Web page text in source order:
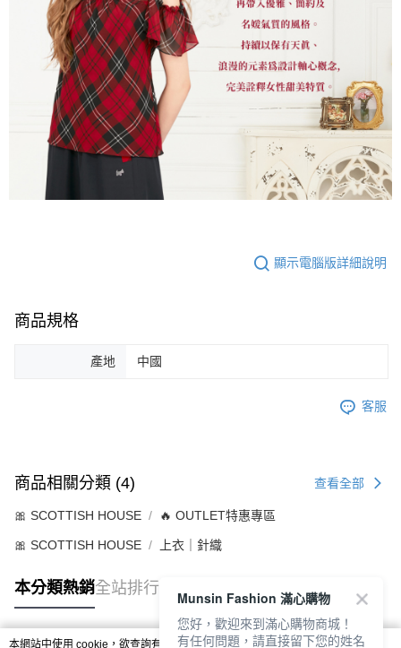
顯示電腦版詳細說明
商品規格
產地 中國
客服
商品相關分類 (4) 查看全部
🎀 SCOTTISH HOUSE 🔥 OUTLET特惠專區
🎀 SCOTTISH HOUSE 上衣｜針織
本分類熱銷全站排行
本網站中使用 cookie，欲查詢有關本網站使用 cookie 方式之詳情，及若您不希
Munsin Fashion 滿心購物
您好，歡迎來到滿心購物商城！
有任何問題，請直接留下您的姓名